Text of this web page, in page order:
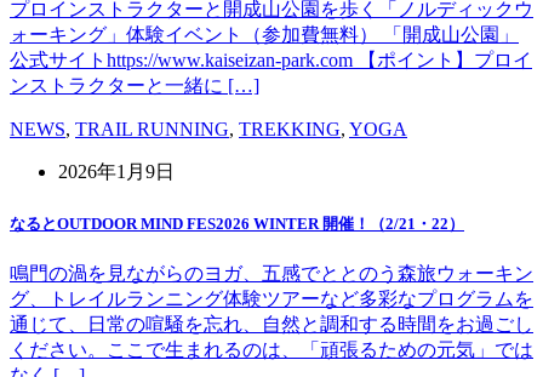
プロインストラクターと開成山公園を歩く「ノルディックウ
ォーキング」体験イベント（参加費無料） 「開成山公園」
公式サイトhttps://www.kaiseizan-park.com 【ポイント】プロイ
ンストラクターと一緒に […]
NEWS, TRAIL RUNNING, TREKKING, YOGA
2026年1月9日
なるとOUTDOOR MIND FES2026 WINTER 開催！（2/21・22）
鳴門の渦を見ながらのヨガ、五感でととのう森旅ウォーキン
グ、トレイルランニング体験ツアーなど多彩なプログラムを
通じて、日常の喧騒を忘れ、自然と調和する時間をお過ごし
ください。ここで生まれるのは、「頑張るための元気」では